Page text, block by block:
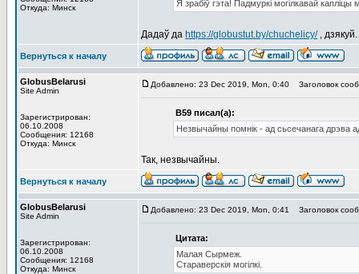
Откуда: Минск
Я зрабіў гэта! Падмуркі могілкавай
Дадаў да https://globustut.by/chuchelicy/, дзякуй.
Вернуться к началу
GlobusBelarusi
Site Admin
Зарегистрирован:
06.10.2008
Сообщения: 12168
Откуда: Минск
Добавлено: 23 Dec 2019, Mon, 0:40 Заголовок
В59 писал(а):
Незвычайны помнік - ад сьсечанага дрэва
Так, незвычайны.
Вернуться к началу
GlobusBelarusi
Site Admin
Зарегистрирован:
06.10.2008
Сообщения: 12168
Откуда: Минск
Добавлено: 23 Dec 2019, Mon, 0:41 Заголовок
Цитата:
Малая Сырмеж.
Стараверскія могілкі.